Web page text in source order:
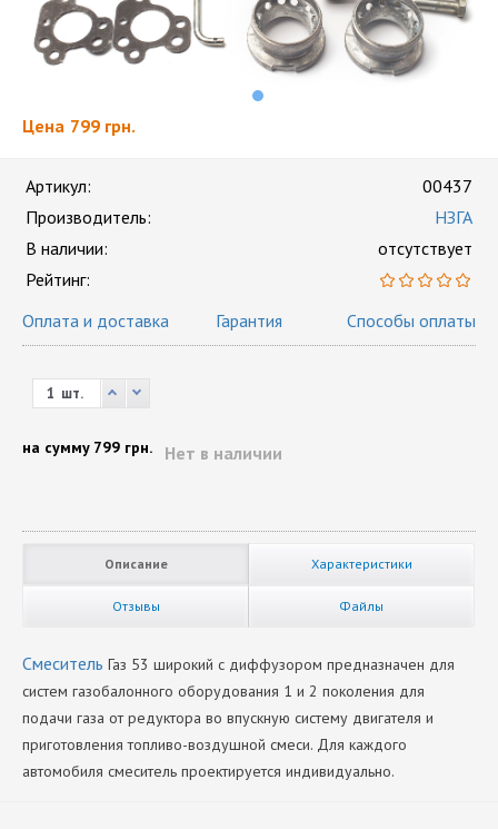
Цена 799 грн.
Артикул:
00437
Производитель:
НЗГА
В наличии:
отсутствует
Рейтинг:
Оплата и доставка
Гарантия Способы оплаты
шт.
Нет в наличии
на сумму 799 грн.
Описание Характеристики
Отзывы Файлы
Смеситель Газ 53 широкий с диффузором предназначен для
систем газобалонного оборудования 1 и 2 поколения для
подачи газа от редуктора во впускную систему двигателя и
приготовления топливо-воздушной смеси. Для каждого
автомобиля смеситель проектируется индивидуально.